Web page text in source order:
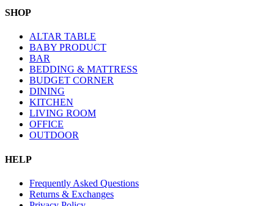
SHOP
ALTAR TABLE
BABY PRODUCT
BAR
BEDDING & MATTRESS
BUDGET CORNER
DINING
KITCHEN
LIVING ROOM
OFFICE
OUTDOOR
HELP
Frequently Asked Questions
Returns & Exchanges